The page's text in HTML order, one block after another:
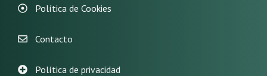
Política de Cookies
Contacto
Política de privacidad